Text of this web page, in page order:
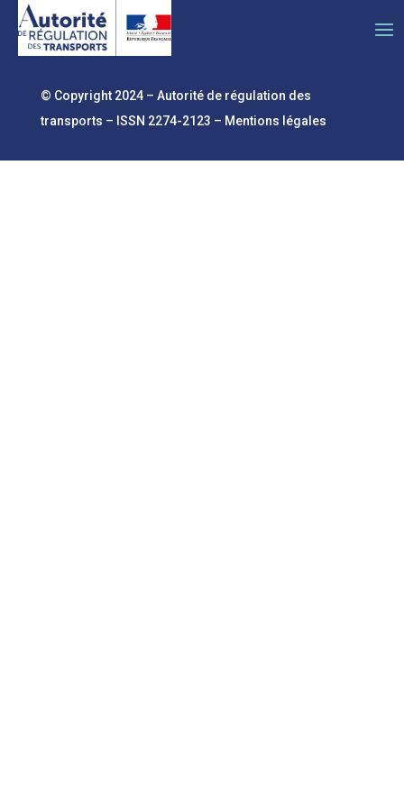
© Copyright 2024 – Autorité de régulation des
transports – ISSN 2274-2123 – Mentions légales